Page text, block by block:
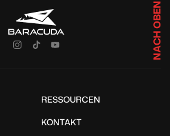
RESSOURCEN
KONTAKT
NACH OBEN